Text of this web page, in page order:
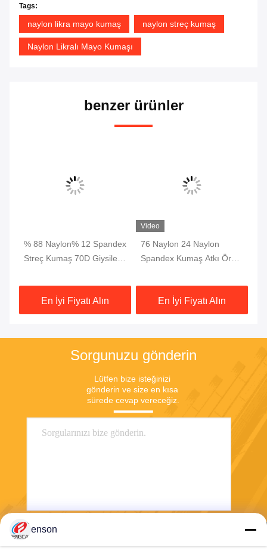
Tags:
naylon likra mayo kumaş naylon streç kumaş
Naylon Likralı Mayo Kumaşı
benzer ürünler
% 88 Naylon% 12 Spandex
Streç Kumaş 70D Giysiler
Pantolon
En İyi Fiyatı Alın
Video
76 Naylon 24 Naylon
Spandex Kumaş Atkı Örme
Alabilir 230gsm
En İyi Fiyatı Alın
Sorgunuzu gönderin
Lütfen bize isteğinizi
gönderin ve size en kısa
sürede cevap vereceğiz.
enson